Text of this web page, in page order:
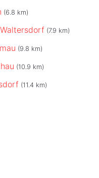
(6.8 km)
(7.9 km)
(9.8 km)
(10.9 km)
(11.4 km)